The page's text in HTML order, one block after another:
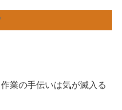
業の手伝いは気が滅入る